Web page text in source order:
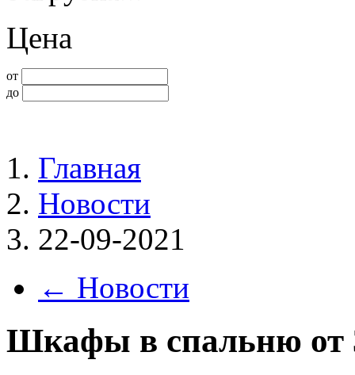
Цена
от
до
Главная
Новости
22-09-2021
← Новости
Шкафы в спальню от